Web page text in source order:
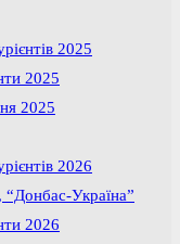
2025
2025
2025
2026
Україна”
2026